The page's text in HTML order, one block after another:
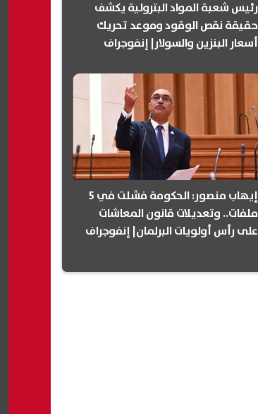
رئيس شعبة المواد البترولية يكشف
حقيقة نقص الوقود وموعد تحريك
أسعار البنزين والسولار| إنفوجراف
إيهاب منصور: الحكومة فشلت في 5
ملفات.. وتعديلات قانون المعاشات
على رأس أولويات البرلمان| إنفوجراف